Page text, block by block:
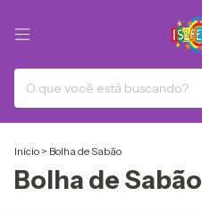
Início > Bolha de Sabão
Bolha de Sabão